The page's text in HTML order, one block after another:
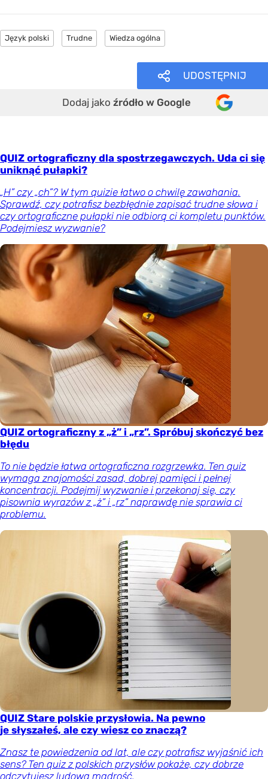
Język polski Trudne Wiedza ogólna
UDOSTĘPNIJ
Dodaj jako źródło w Google
QUIZ ortograficzny dla spostrzegawczych. Uda ci się
uniknąć pułapki?
„H” czy „ch”? W tym quizie łatwo o chwilę zawahania.
Sprawdź, czy potrafisz bezbłędnie zapisać trudne słowa i
czy ortograficzne pułapki nie odbiorą ci kompletu punktów.
Podejmiesz wyzwanie?
QUIZ ortograficzny z „ż” i „rz”. Spróbuj skończyć bez
błędu
To nie będzie łatwa ortograficzna rozgrzewka. Ten quiz
wymaga znajomości zasad, dobrej pamięci i pełnej
koncentracji. Podejmij wyzwanie i przekonaj się, czy
pisownia wyrazów z „ż” i „rz” naprawdę nie sprawia ci
problemu.
QUIZ Stare polskie przysłowia. Na pewno
je słyszałeś, ale czy wiesz co znaczą?
Znasz te powiedzenia od lat, ale czy potrafisz wyjaśnić ich
sens? Ten quiz z polskich przysłów pokaże, czy dobrze
odczytujesz ludową mądrość.